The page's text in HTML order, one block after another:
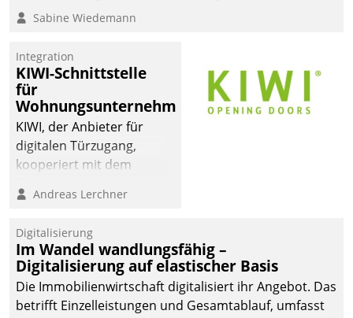
Sabine Wiedemann
Integration
KIWI-Schnittstelle
für
Wohnungsunternehmen
KIWI, der Anbieter für
digitalen Türzugang,
kooperiert mit dem
Softwareentwicklungshaus
Andreas Lerchner
Digitalisierung
Im Wandel wandlungsfähig –
Digitalisierung auf elastischer Basis
Die Immobilienwirtschaft digitalisiert ihr Angebot. Das
betrifft Einzelleistungen und Gesamtablauf, umfasst